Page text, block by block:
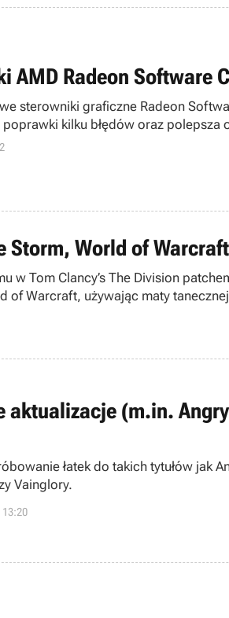
AMD Radeon Software
sterowniki graficzne Radeon
kilku błędów oraz polepsza
Storm, World of
Tom Clancy’s The Division
Warcraft, używając maty
aktualizacje (m.in.
łatek do takich tytułów jak
Vainglory.
13:20